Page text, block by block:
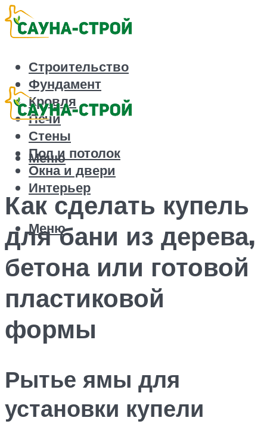
Строительство
Фундамент
Кровля
Печи
Стены
Пол и потолок
Окна и двери
Интерьер
Меню
Меню
Как сделать купель
для бани из дерева,
бетона или готовой
пластиковой
формы
Рытье ямы для
установки купели